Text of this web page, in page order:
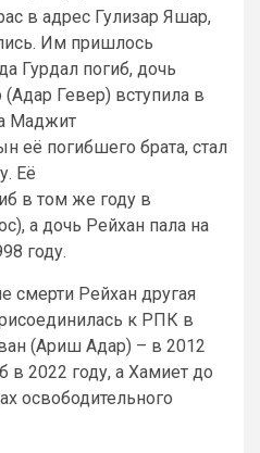
в адрес Гулизар Яшар,
Им пришлось
Гурдал погиб, дочь
Гевер) вступила в
Маджит
её погибшего брата, стал
Её
в том же году в
а дочь Рейхан пала на
году.
смерти Рейхан другая
к РПК в
(Ариш Адар) – в 2012
в 2022 году, а Хамиет до
освободительного